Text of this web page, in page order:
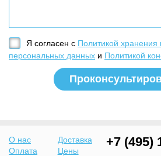
Я согласен с Политикой хранения
персональных данных и Политикой
О нас
Доставка
Оплата
Цены
+7 (495)